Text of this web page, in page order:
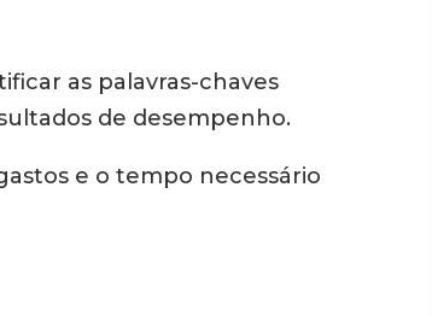
as palavras-chaves
de desempenho.
e o tempo necessário